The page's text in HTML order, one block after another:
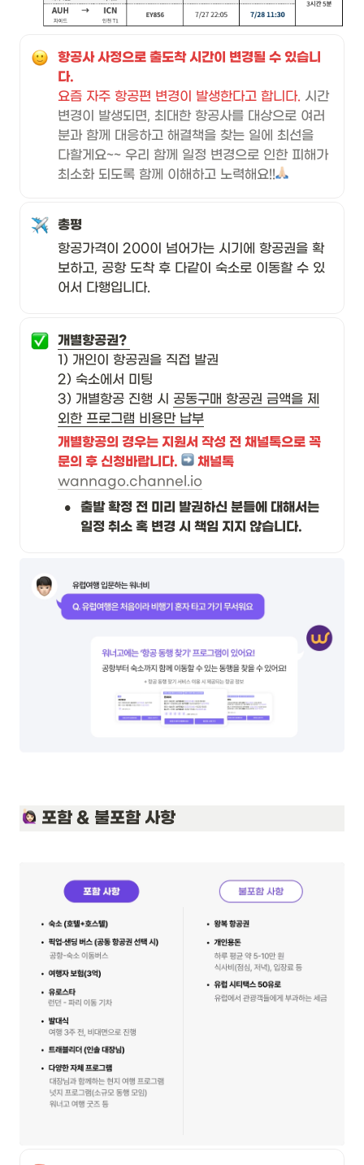
항공사 사정으로 출도착 시간이 변경될 수 있습니
요즘 자주 항공편 변경이 발생한다고 합니다. 시간
변경이 발생되면, 최대한 항공사를 대상으로 여러
분과 함께 대응하고 해결책을 찾는 일에 최선을
다할게요~~ 우리 함께 일정 변경으로 인한 피해가
최소화 되도록 함께 이해하고 노력해요!!
총평
항공가격이 200이 넘어가는 시기에 항공권을 확
보하고, 공항 도착 후 다같이 숙소로 이동할 수 있
어서 다행입니다.
1) 개인이 항공권을 직접 발권
2) 숙소에서 미팅
3) 개별항공 진행 시 공동구매 항공권 금액을 제
외한 프로그램 비용만 납부
개별항공의 경우는 지원서 작성 전 채널톡으로 꼭
문의 후 신청바랍니다.
채널톡
wannago.channel.io
• 출발 확정 전 미리 발권하신 분들에 대해서는
일정 취소 혹 변경 시 책임 지지 않습니다.
포함 & 불포함 사항